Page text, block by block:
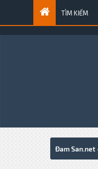
TÌM KIẾM
Đam San.net